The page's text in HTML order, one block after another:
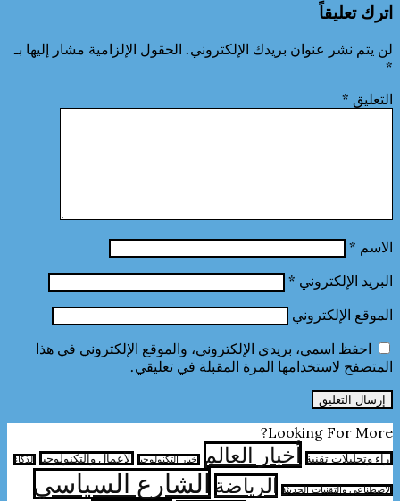
اترك تعليقاً
لن يتم نشر عنوان بريدك الإلكتروني. الحقول الإلزامية مشار إليها بـ
*
التعليق *
الاسم *
البريد الإلكتروني *
الموقع الإلكتروني
احفظ اسمي، بريدي الإلكتروني، والموقع الإلكتروني في هذا
المتصفح لاستخدامها المرة المقبلة في تعليقي.
Looking For More?
آراء وتحليلات تقنية أخبار العالم اخبار التكنولوجيا الأعمال والتكنولوجيا الذكاء
الاصطناعي والتقنيات الحديثة الرياضة الشارع السياسي